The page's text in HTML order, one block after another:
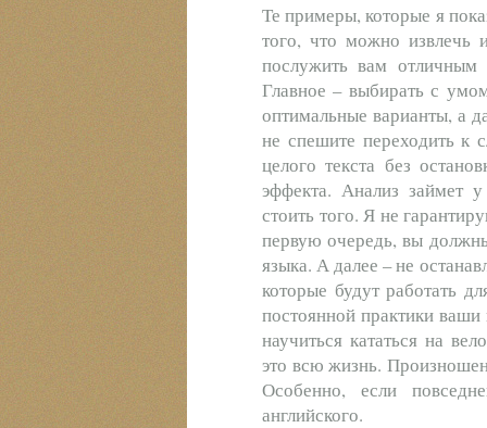
Те примеры, которые я
того, что можно извлечь
послужить вам
Главное – выбирать с
оптимальные варианты, а
не спешите переходить к
целого текста без
эффекта. Анализ займет
стоить того. Я не
первую очередь, вы
языка. А далее – не
которые будут работать
постоянной практики
научиться кататься на
это всю жизнь.
Особенно, если
английского.